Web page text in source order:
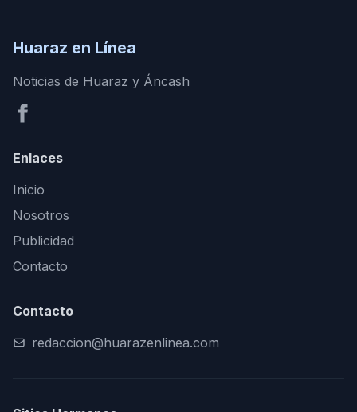
Huaraz en Línea
Noticias de Huaraz y Áncash
Enlaces
Inicio
Nosotros
Publicidad
Contacto
Contacto
redaccion@huarazenlinea.com